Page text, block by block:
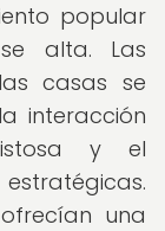
popular
alta. Las
casas se
interacción
y el
una